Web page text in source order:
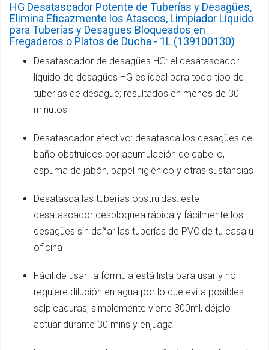
HG Desatascador Potente de Tuberías y Desagües,
Elimina Eficazmente los Atascos, Limpiador Líquido
para Tuberías y Desagües Bloqueados en
Fregaderos o Platos de Ducha - 1L (139100130)
Desatascador de desagües HG: el desatascador
líquido de desagües HG es ideal para todo tipo de
tuberías de desagüe; resultados en menos de 30
minutos
Desatascador efectivo: desatasca los desagües del
baño obstruidos por acumulación de cabello,
espuma de jabón, papel higiénico y otras sustancias
Desatasca las tuberías obstruidas: este
desatascador desbloquea rápida y fácilmente los
desagües sin dañar las tuberías de PVC de tu casa u
oficina
Fácil de usar: la fórmula está lista para usar y no
requiere dilución en agua por lo que evita posibles
salpicaduras; simplemente vierte 300ml, déjalo
actuar durante 30 mins y enjuaga